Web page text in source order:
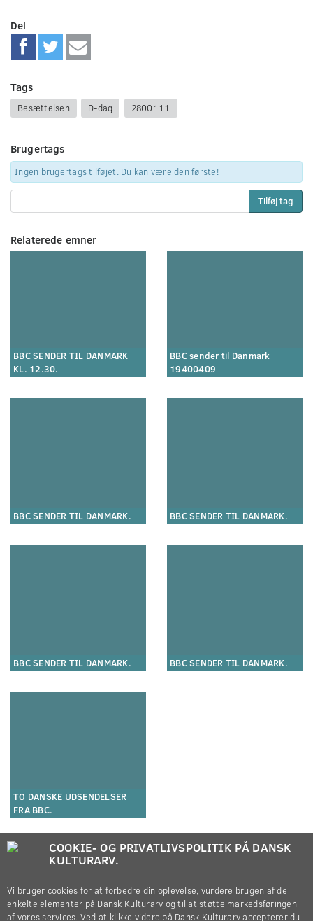
Del
Tags
Besættelsen D-dag 2800111
Brugertags
Ingen brugertags tilføjet. Du kan være den første!
Tilføj tag
Relaterede emner
BBC SENDER TIL DANMARK
KL. 12.30.
BBC sender til Danmark
19400409
BBC SENDER TIL DANMARK. BBC SENDER TIL DANMARK.
BBC SENDER TIL DANMARK. BBC SENDER TIL DANMARK.
TO DANSKE UDSENDELSER
FRA BBC.
COOKIE- OG PRIVATLIVSPOLITIK PÅ DANSK
KULTURARV.
Vi bruger cookies for at forbedre din oplevelse, vurdere brugen af de
enkelte elementer på Dansk Kulturarv og til at støtte markedsføringen
af vores services. Ved at klikke videre på Dansk Kulturarv accepterer du